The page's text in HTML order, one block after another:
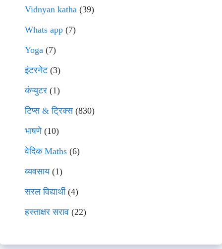
Vidnyan katha (39)
Whats app (7)
Yoga (7)
इंटरनेट(3)
कंप्युटर (1)
टिप्स & ट्रिक्स(830)
भाषणे(10)
वेदिक Maths (6)
व्यवसाय(1)
सरल विद्यार्थी(4)
हस्ताक्षर सराव (22)